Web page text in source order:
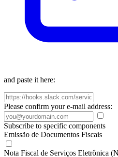
and paste it here:
Please confirm your e-mail address:
Subscribe to specific components
Emissão de Documentos Fiscais
Nota Fiscal de Serviços Eletrônica